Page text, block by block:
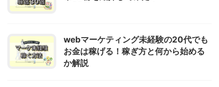
webマーケティング未経験の20代でも
お金は稼げる！稼ぎ方と何から始める
か解説